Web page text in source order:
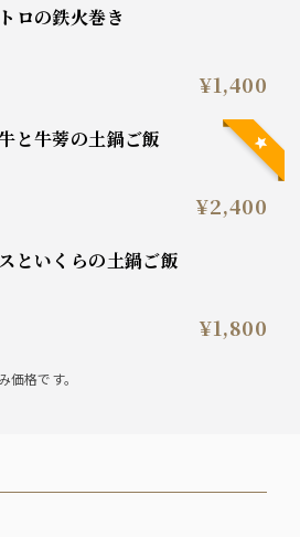
トロの鉄火巻き
¥1,400
牛と牛蒡の土鍋ご飯
¥2,400
スといくらの土鍋ご飯
¥1,800
価格です。